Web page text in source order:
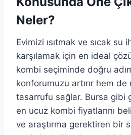
Neler?
Evimizi ısıtmak ve sıcak su
karşılamak için en ideal
kombi seçiminde doğru
konforumuzu artırır hem
tasarrufu sağlar. Bursa gibi
en ucuz kombi fiyatlarını
ve araştırma gerektiren bir